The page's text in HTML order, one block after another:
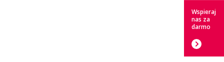
Wspieraj
nas za
darmo